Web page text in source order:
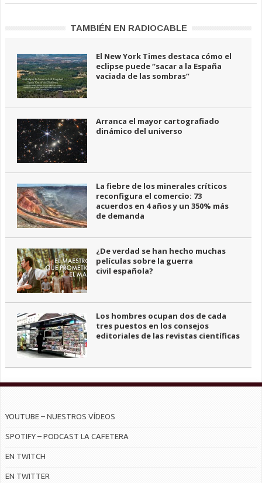
TAMBIÉN EN RADIOCABLE
El New York Times destaca cómo el
eclipse puede “sacar a la España
vaciada de las sombras”
Arranca el mayor cartografiado
dinámico del universo
La fiebre de los minerales críticos
reconfigura el comercio: 73
acuerdos en 4 años y un 350% más
de demanda
¿De verdad se han hecho muchas
películas sobre la guerra
civil española?
Los hombres ocupan dos de cada
tres puestos en los consejos
editoriales de las revistas científicas
YOUTUBE – NUESTROS VÍDEOS
SPOTIFY – PODCAST LA CAFETERA
EN TWITCH
EN TWITTER